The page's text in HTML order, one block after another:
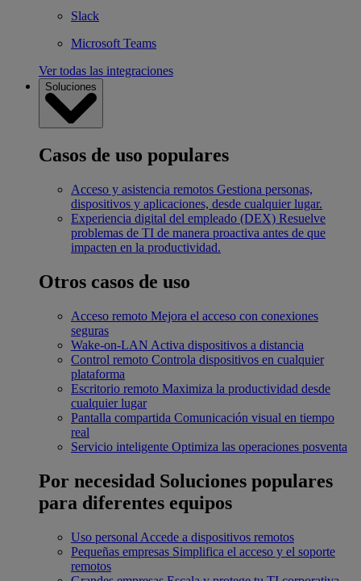
Slack
Microsoft Teams
Ver todas las integraciones
Soluciones
Casos de uso populares
Acceso y asistencia remotos Gestiona personas,
dispositivos y aplicaciones, desde cualquier lugar.
Experiencia digital del empleado (DEX) Resuelve
problemas de TI de manera proactiva antes de que
impacten en la productividad.
Otros casos de uso
Acceso remoto Mejora el acceso con conexiones
seguras
Wake-on-LAN Activa dispositivos a distancia
Control remoto Controla dispositivos en cualquier
plataforma
Escritorio remoto Maximiza la productividad desde
cualquier lugar
Pantalla compartida Comunicación visual en tiempo
real
Servicio inteligente Optimiza las operaciones posventa
Por necesidad Soluciones populares
para diferentes equipos
Uso personal Accede a dispositivos remotos
Pequeñas empresas Simplifica el acceso y el soporte
remotos